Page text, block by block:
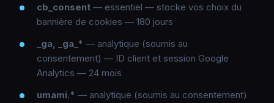
cb_consent — essentiel — stocke vos choix du
bannière de cookies — 180 jours
_ga, _ga_* — analytique (soumis au
consentement) — ID client et session Google
Analytics — 24 mois
umami.* — analytique (soumis au consentement)